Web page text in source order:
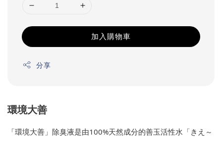
加入購物車
分享
環境大善
「環境大善」除臭液是由100%天然成分的善玉活性水「きえ～